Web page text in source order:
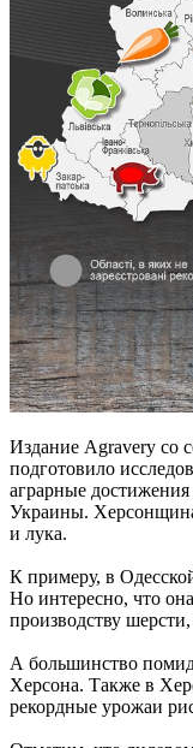
Издание Agravery со
подготовило
аграрные
Украины.
и лука.
К примеру, в
Но интересно, что
производству
А большинство
Херсона. Также в
рекордные урожаи